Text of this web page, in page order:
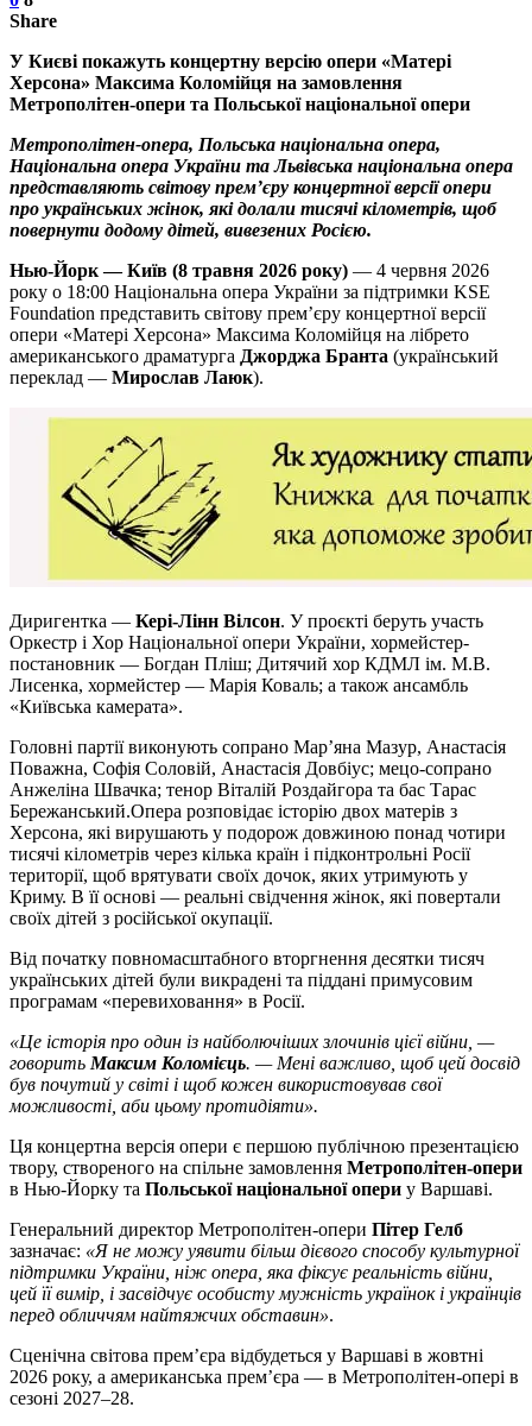
Share
У Києві покажуть концертну версію опери «Матері
Херсона» Максима Коломійця на замовлення
Метрополітен-опери та Польської національної опери
Метрополітен-опера, Польська національна опера,
Національна опера України та Львівська національна опера
представляють світову премʼєру концертної версії опери
про українських жінок, які долали тисячі кілометрів, щоб
повернути додому дітей, вивезених Росією.
Нью-Йорк — Київ (8 травня 2026 року) — 4 червня 2026
року о 18:00 Національна опера України за підтримки KSE
Foundation представить світову прем’єру концертної версії
опери «Матері Херсона» Максима Коломійця на лібрето
американського драматурга Джорджа Бранта (український
переклад — Мирослав Лаюк).
Диригентка — Кері-Лінн Вілсон. У проєкті беруть участь
Оркестр і Хор Національної опери України, хормейстер-
постановник — Богдан Пліш; Дитячий хор КДМЛ ім. М.В.
Лисенка, хормейстер — Марія Коваль; а також ансамбль
«Київська камерата».
Головні партії виконують сопрано Мар’яна Мазур, Анастасія
Поважна, Софія Соловій, Анастасія Довбіус; мецо-сопрано
Анжеліна Швачка; тенор Віталій Роздайгора та бас Тарас
Бережанський.Опера розповідає історію двох матерів з
Херсона, які вирушають у подорож довжиною понад чотири
тисячі кілометрів через кілька країн і підконтрольні Росії
території, щоб врятувати своїх дочок, яких утримують у
Криму. В її основі — реальні свідчення жінок, які повертали
своїх дітей з російської окупації.
Від початку повномасштабного вторгнення десятки тисяч
українських дітей були викрадені та піддані примусовим
програмам «перевиховання» в Росії.
«Це історія про один із найболючіших злочинів цієї війни, —
говорить Максим Коломієць. — Мені важливо, щоб цей досвід
був почутий у світі і щоб кожен використовував свої
можливості, аби цьому протидіяти».
Ця концертна версія опери є першою публічною презентацією
твору, створеного на спільне замовлення Метрополітен-опери
в Нью-Йорку та Польської національної опери у Варшаві.
Генеральний директор Метрополітен-опери Пітер Гелб
зазначає: «Я не можу уявити більш дієвого способу культурної
підтримки України, ніж опера, яка фіксує реальність війни,
цей її вимір, і засвідчує особисту мужність українок і українців
перед обличчям найтяжчих обставин».
Сценічна світова прем’єра відбудеться у Варшаві в жовтні
2026 року, а американська прем’єра — в Метрополітен-опері в
сезоні 2027–28.